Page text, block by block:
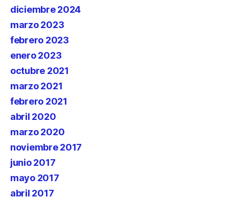
diciembre 2024
marzo 2023
febrero 2023
enero 2023
octubre 2021
marzo 2021
febrero 2021
abril 2020
marzo 2020
noviembre 2017
junio 2017
mayo 2017
abril 2017